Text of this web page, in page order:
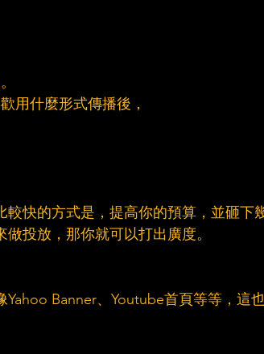
用什麼形式傳播後，
快的方式是，提高你的預算，並砸下
投放，那你就可以打出廣度。
Banner、Youtube首頁等等，這